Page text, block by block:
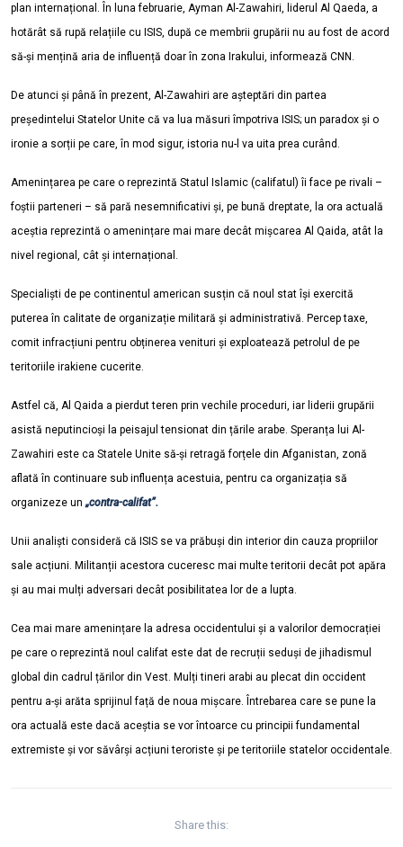
plan internațional. În luna februarie, Ayman Al-Zawahiri, liderul Al Qaeda, a
hotărât să rupă relațiile cu ISIS, după ce membrii grupării nu au fost de acord
să-și mențină aria de influență doar în zona Irakului, informează CNN.
De atunci și până în prezent, Al-Zawahiri are așteptări din partea
președintelui Statelor Unite că va lua măsuri împotriva ISIS; un paradox și o
ironie a sorții pe care, în mod sigur, istoria nu-l va uita prea curând.
Amenințarea pe care o reprezintă Statul Islamic (califatul) îi face pe rivali –
foștii parteneri – să pară nesemnificativi și, pe bună dreptate, la ora actuală
aceștia reprezintă o amenințare mai mare decât mișcarea Al Qaida, atât la
nivel regional, cât și internațional.
Specialiști de pe continentul american susțin că noul stat își exercită
puterea în calitate de organizație militară și administrativă. Percep taxe,
comit infracțiuni pentru obținerea venituri și exploatează petrolul de pe
teritoriile irakiene cucerite.
Astfel că, Al Qaida a pierdut teren prin vechile proceduri, iar liderii grupării
asistă neputincioși la peisajul tensionat din țările arabe. Speranța lui Al-
Zawahiri este ca Statele Unite să-și retragă forțele din Afganistan, zonă
aflată în continuare sub influența acestuia, pentru ca organizația să
organizeze un „contra-califat”.
Unii analiști consideră că ISIS se va prăbuși din interior din cauza propriilor
sale acțiuni. Militanții acestora cuceresc mai multe teritorii decât pot apăra
și au mai mulți adversari decât posibilitatea lor de a lupta.
Cea mai mare amenințare la adresa occidentului și a valorilor democrației
pe care o reprezintă noul califat este dat de recruții seduși de jihadismul
global din cadrul țărilor din Vest. Mulți tineri arabi au plecat din occident
pentru a-și arăta sprijinul față de noua mișcare. Întrebarea care se pune la
ora actuală este dacă aceștia se vor întoarce cu principii fundamental
extremiste și vor săvârși acțiuni teroriste și pe teritoriile statelor occidentale.
Share this: